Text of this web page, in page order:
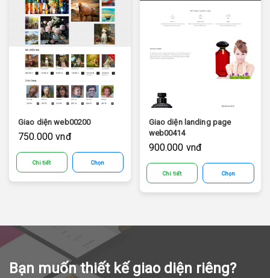
Giao diện web00200
750.000 vnđ
Chi tiết Chọn
Giao diện landing page
web00414
900.000 vnđ
Chi tiết Chọn
Bạn muốn thiết kế giao diện riêng?